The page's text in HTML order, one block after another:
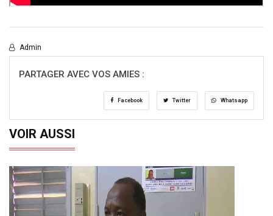
Admin
PARTAGER AVEC VOS AMIES :
Facebook Twitter Whatsapp
VOIR AUSSI